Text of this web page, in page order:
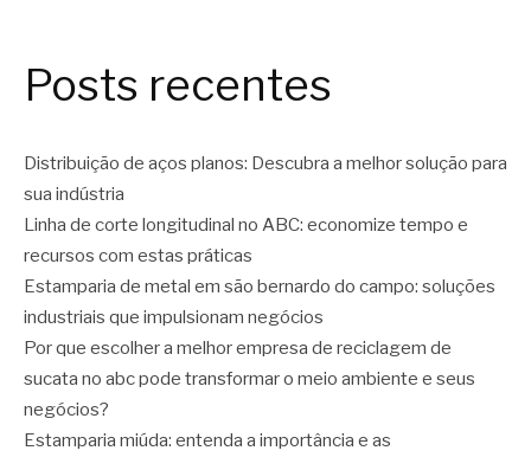
Posts recentes
Distribuição de aços planos: Descubra a melhor solução para
sua indústria
Linha de corte longitudinal no ABC: economize tempo e
recursos com estas práticas
Estamparia de metal em são bernardo do campo: soluções
industriais que impulsionam negócios
Por que escolher a melhor empresa de reciclagem de
sucata no abc pode transformar o meio ambiente e seus
negócios?
Estamparia miúda: entenda a importância e as